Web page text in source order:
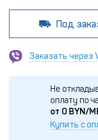
Под
Заказать через
Не
оплату по
от 0 BYN/
Купить с